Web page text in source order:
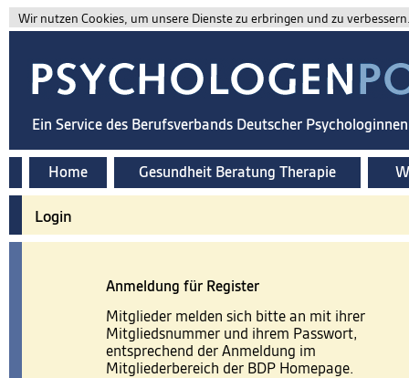
Wir nutzen Cookies, um unsere Dienste zu erbringen und zu
Ein Service des Berufsverbands Deutscher
Home Gesundheit Beratung Therapie
Login
Anmeldung für Register
Mitglieder melden sich bitte an mit ihrer
Mitgliedsnummer und ihrem Passwort,
entsprechend der Anmeldung im
Mitgliederbereich der BDP Homepage.